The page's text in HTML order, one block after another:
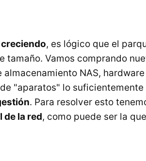
, es lógico que el
tamaño. Vamos comprando
NAS,
"aparatos" lo
. Para resolver esto
la red, como puede ser la